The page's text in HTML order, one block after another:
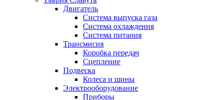
Двигатель
Система выпуска газа
Система охлаждения
Система питания
Трансмисия
Коробка передач
Сцепление
Подвеска
Колеса и шины
Электрооборудование
Приборы